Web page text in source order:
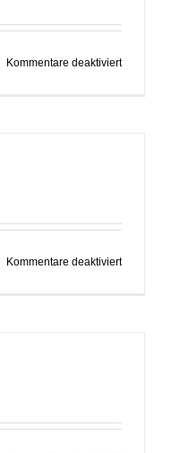
Kommentare deaktiviertfür
Kommentare deaktiviertfür